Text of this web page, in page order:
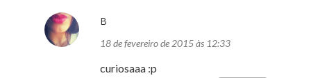
B
18 de fevereiro de 2015 às 12:33
curiosaaa :p